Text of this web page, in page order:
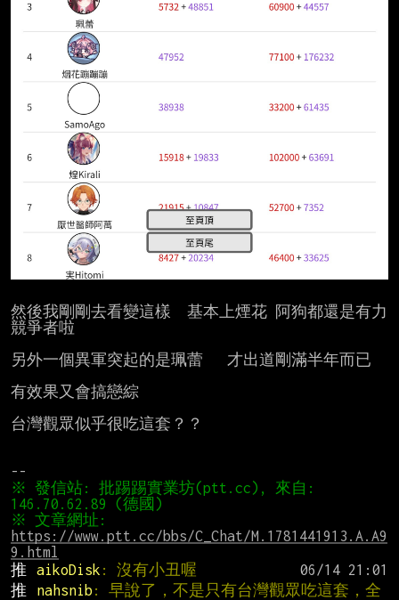
然後我剛剛去看變這樣  基本上煙花 阿狗都還是有力
競爭者啦
另外一個異軍突起的是珮蕾   才出道剛滿半年而已
有效果又會搞戀綜
台灣觀眾似乎很吃這套？？
※ 發信站: 批踢踢實業坊(ptt.cc), 來自:
https://www.ptt.cc/bbs/C_Chat/M.1781441913.A.A9
9.html
推
aikoDisk : 沒有小丑喔
推
nahsnib : 早說了，不是只有台灣觀眾吃這套，全